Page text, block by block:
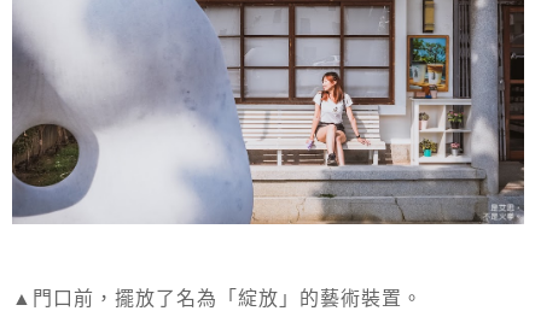
▲門口前，擺放了名為「綻放」的藝術裝置。